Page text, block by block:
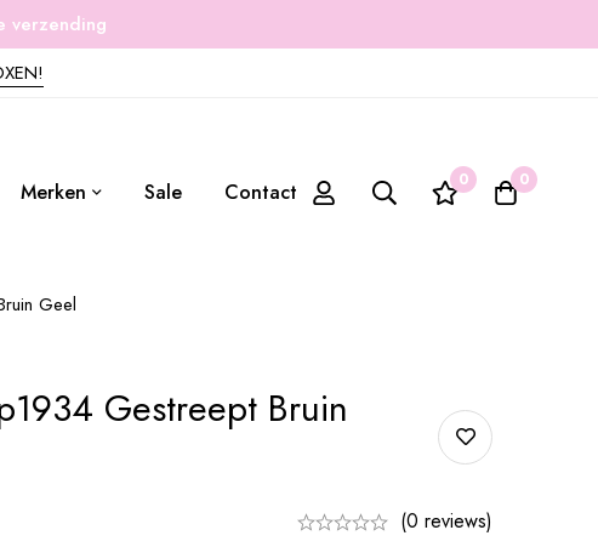
verzending
Merken Sale Contact 0 0
Geel
Gestreept Bruin
(0 reviews)